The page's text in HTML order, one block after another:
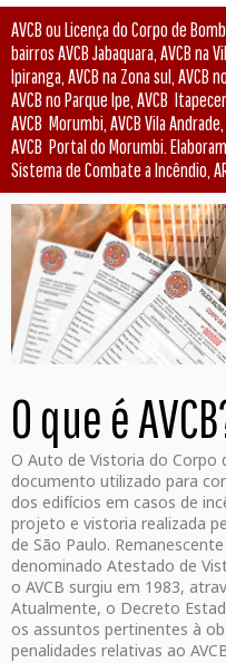
AVCB ou Licença do Corpo de
bairros AVCB Jabaquara, AVCB na
Ipiranga, AVCB na Zona sul, AVCB
AVCB no Parque Ipe, AVCB
AVCB Morumbi, AVCB Vila
AVCB Portal do Morumbi.
Sistema de Combate a Incêndio,
O que é
O Auto de Vistoria do Corpo
documento utilizado para
dos edifícios em casos de
projeto e vistoria realizada
de São Paulo.
denominado Atestado de
o AVCB surgiu em 1983,
Atualmente, o Decreto
os assuntos pertinentes à
penalidades relativas ao